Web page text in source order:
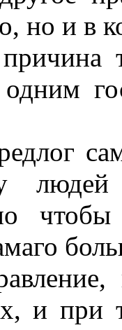
но и в
людей
и при